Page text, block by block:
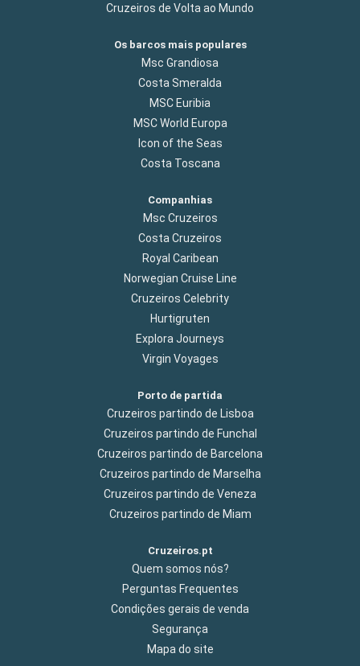
Cruzeiros de Volta ao Mundo
Os barcos mais populares
Msc Grandiosa
Costa Smeralda
MSC Euribia
MSC World Europa
Icon of the Seas
Costa Toscana
Companhias
Msc Cruzeiros
Costa Cruzeiros
Royal Caribean
Norwegian Cruise Line
Cruzeiros Celebrity
Hurtigruten
Explora Journeys
Virgin Voyages
Porto de partida
Cruzeiros partindo de Lisboa
Cruzeiros partindo de Funchal
Cruzeiros partindo de Barcelona
Cruzeiros partindo de Marselha
Cruzeiros partindo de Veneza
Cruzeiros partindo de Miam
Cruzeiros.pt
Quem somos nós?
Perguntas Frequentes
Condições gerais de venda
Segurança
Mapa do site